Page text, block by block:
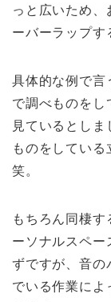
っと広いため、
ーバーラップす
具体的な例で言
で調べものをし
見ているとし
ものをしている
笑。
もちろん同棲
ーソナルスペー
ずですが、音の
でいる作業によ